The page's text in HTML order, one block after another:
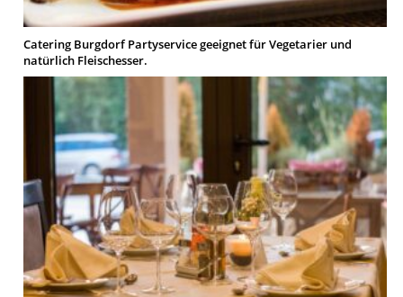
Catering Burgdorf Partyservice geeignet für Vegetarier und
natürlich Fleischesser.